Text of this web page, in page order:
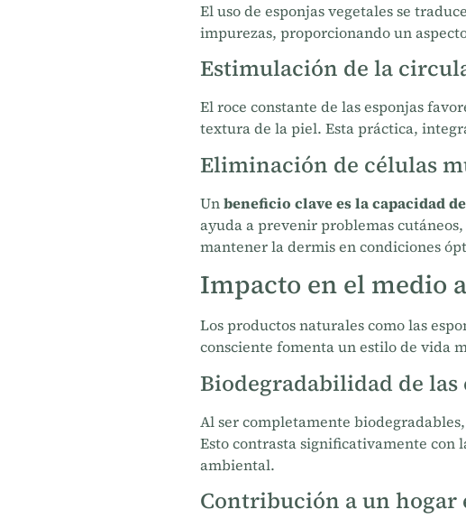
El uso de esponjas vegetales se
impurezas, proporcionando un
Estimulación de la
El roce constante de las esponjas
textura de la piel. Esta práctica,
Eliminación de células
Unbeneficio clave es la capacidad
ayuda a prevenir problemas
mantener la dermis en condiciones
Impacto en el medio
Los productos naturales como las
consciente fomenta un estilo de vida
Biodegradabilidad de las
Al ser completamente
Esto contrasta significativamente con
ambiental.
Contribución a un hogar